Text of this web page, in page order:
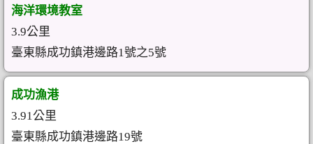
海洋環境教室
3.9公里
臺東縣成功鎮港邊路1號之5號
成功漁港
3.91公里
臺東縣成功鎮港邊路19號